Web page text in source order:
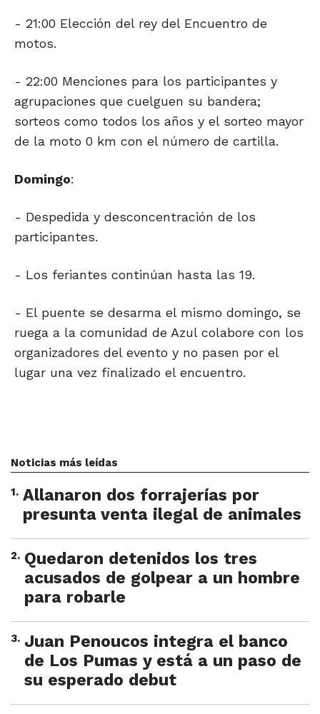
- 21:00 Elección del rey del Encuentro de
motos.
- 22:00 Menciones para los participantes y
agrupaciones que cuelguen su bandera;
sorteos como todos los años y el sorteo mayor
de la moto 0 km con el número de cartilla.
Domingo:
- Despedida y desconcentración de los
participantes.
- Los feriantes continúan hasta las 19.
- El puente se desarma el mismo domingo, se
ruega a la comunidad de Azul colabore con los
organizadores del evento y no pasen por el
lugar una vez finalizado el encuentro.
Noticias más leídas
1. Allanaron dos forrajerías por
presunta venta ilegal de animales
2. Quedaron detenidos los tres
acusados de golpear a un hombre
para robarle
3. Juan Penoucos integra el banco
de Los Pumas y está a un paso de
su esperado debut